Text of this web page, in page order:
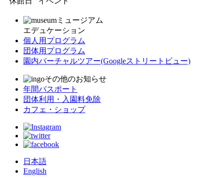
ミュージアム
エデュケーション
個人用プログラム
団体用プログラム
園内バーチャルツアー(Googleストリートビュー)
その他のお知らせ
年間パスポート
団体利用・入園料免除
カフェ・ショップ
日本語
English